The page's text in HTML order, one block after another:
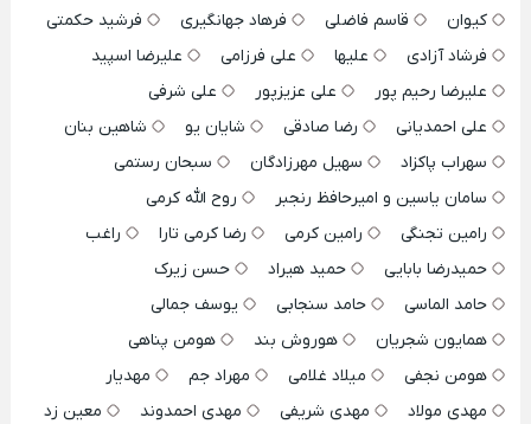
کیوان
قاسم فاضلی فرهاد جهانگیری
فرشید حکمتی
فرشاد آزادی
علیها علی فرزامی
علیرضا اسپید
علیرضا رحیم پور
علی عزیزپور
علی شرفی
علی احمدیانی
رضا صادقی شایان یو
شاهین بنان
سهراب پاکزاد
سهیل مهرزادگان
سبحان رستمی
سامان یاسین و امیرحافظ رنجبر
روح الله کرمی
رامین تجنگی
رامین کرمی رضا کرمی تارا
راغب
حمیدرضا بابایی
حمید هیراد
حسن زیرک
حامد الماسی
حامد سنجابی
یوسف جمالی
همایون شجریان
هوروش بند
هومن پناهی
هومن نجفی
میلاد غلامی مهراد جم
مهدیار
مهدی مولاد
مهدی شریفی مهدی احمدوند
معین زد